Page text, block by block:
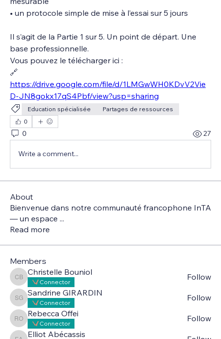
• un protocole simple de mise à l’essai sur 5 jours
Il s’agit de la Partie 1 sur 5. Un point de départ. Une
base professionnelle.
Vous pouvez le télécharger ici :
https://drive.google.com/file/d/1LMGwWH0KDvV2Vie
D-JN8gokx17qS4Pbf/view?usp=sharing
Education spécialisée
Partages de ressources
0
0 27
Write a comment...
About
Bienvenue dans notre communauté francophone InTA
— un espace ...
Read more
Members
Christelle Bouniol
Christelle Bouniol
Connector
Follow
Sandrine GIRARDIN
Sandrine GIRARDIN
Connector
Follow
Rebecca Offei
Rebecca Offei
Connector
Follow
Elliot Abécassis